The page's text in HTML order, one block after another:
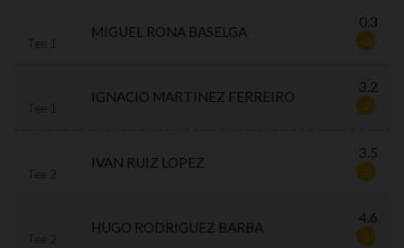
MIGUEL RONA BASELGA
0.3
-2
IGNACIO MARTINEZ FERREIRO
3.2
2
IVAN RUIZ LOPEZ
3.5
2
HUGO RODRIGUEZ BARBA
4.6
3